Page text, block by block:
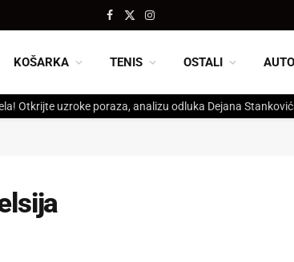
Facebook
X
Instagram
KOŠARKA TENIS OSTALI
Otkrijte uzroke poraza, analizu odluka Dejana